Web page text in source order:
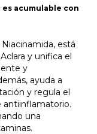
acumulable con
está
y unifica el
y
ayuda a
y regula el
una